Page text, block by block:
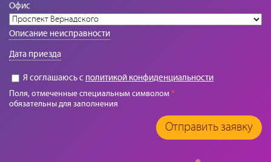
Офис
Описание неисправности
Дата приезда
Я соглашаюсь с политикой конфиденциальности
Поля, отмеченные специальным символом*
обязательны для заполнения
Отправить заявку